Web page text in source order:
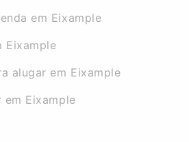
em Eixample
Eixample
alugar em Eixample
em Eixample